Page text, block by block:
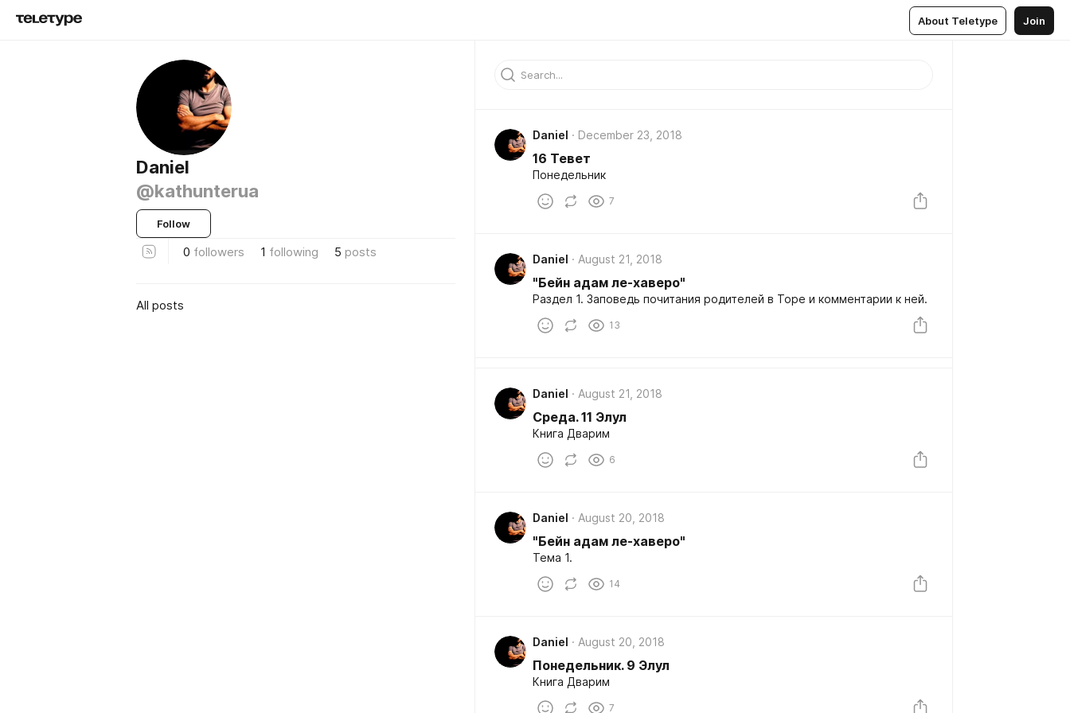
About Teletype Join
Daniel
@kathunterua
Follow
0 followers 1 following 5 posts
All posts
Daniel December 23, 2018
16 Тевет
Понедельник
7
Daniel August 21, 2018
"Бейн адам ле-хаверо"
Раздел 1. Заповедь почитания родителей в Торе и комментарии к ней.
13
Daniel August 21, 2018
Среда. 11 Элул
Книга Дварим
6
Daniel August 20, 2018
"Бейн адам ле-хаверо"
Тема 1.
14
Daniel August 20, 2018
Понедельник. 9 Элул
Книга Дварим
7